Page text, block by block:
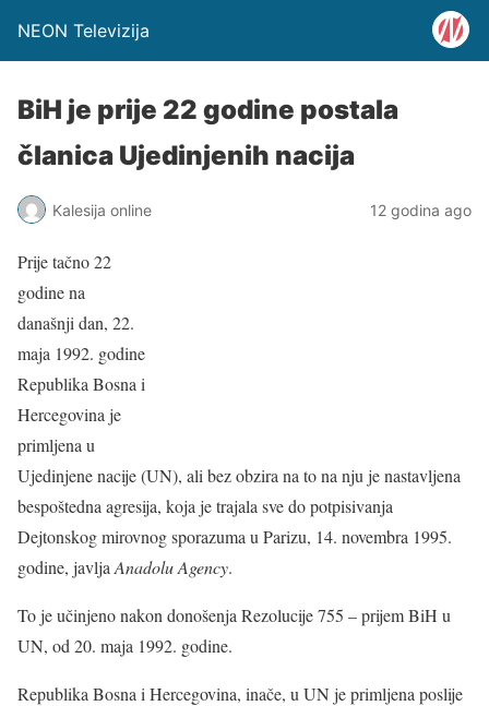
NEON Televizija
BiH je prije 22 godine postala
članica Ujedinjenih nacija
Kalesija online 12 godina ago
Prije tačno 22
godine na
današnji dan, 22.
maja 1992. godine
Republika Bosna i
Hercegovina je
primljena u
Ujedinjene nacije (UN), ali bez obzira na to na nju je nastavljena
bespoštedna agresija, koja je trajala sve do potpisivanja
Dejtonskog mirovnog sporazuma u Parizu, 14. novembra 1995.
godine, javlja Anadolu Agency.
To je učinjeno nakon donošenja Rezolucije 755 – prijem BiH u
UN, od 20. maja 1992. godine.
Republika Bosna i Hercegovina, inače, u UN je primljena poslije